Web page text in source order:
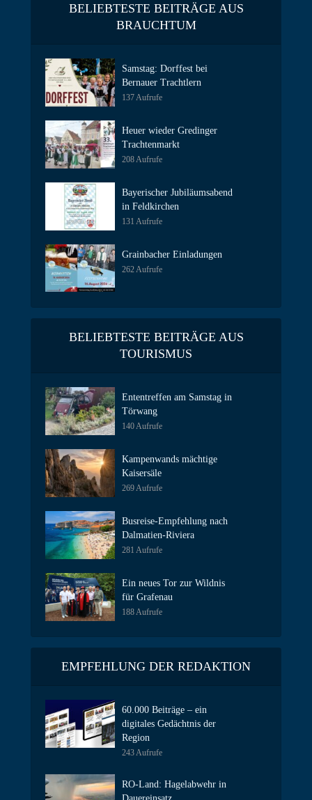
BELIEBTESTE BEITRÄGE AUS
BRAUCHTUM
Samstag: Dorffest bei
Bernauer Trachtlern
137 Aufrufe
Heuer wieder Gredinger
Trachtenmarkt
208 Aufrufe
Bayerischer Jubiläumsabend
in Feldkirchen
131 Aufrufe
Grainbacher Einladungen
262 Aufrufe
BELIEBTESTE BEITRÄGE AUS
TOURISMUS
Ententreffen am Samstag in
Törwang
140 Aufrufe
Kampenwands mächtige
Kaisersäle
269 Aufrufe
Busreise-Empfehlung nach
Dalmatien-Riviera
281 Aufrufe
Ein neues Tor zur Wildnis
für Grafenau
188 Aufrufe
EMPFEHLUNG DER REDAKTION
60.000 Beiträge – ein
digitales Gedächtnis der
Region
243 Aufrufe
RO-Land: Hagelabwehr in